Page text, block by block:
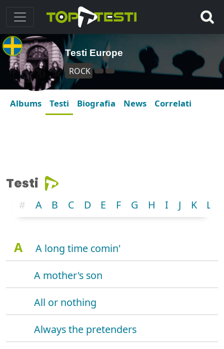
Testi Europe
ROCK
Albums Testi Biografia News Correlati
Testi
# A B C D E F G H I J K L
A
A long time comin'
A mother's son
All or nothing
Always the pretenders